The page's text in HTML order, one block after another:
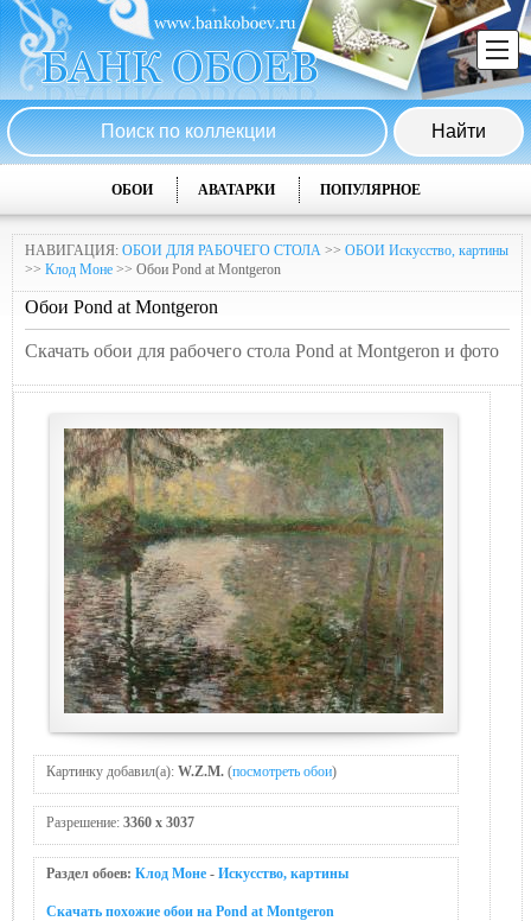
ОБОИ АВАТАРКИ ПОПУЛЯРНОЕ
НАВИГАЦИЯ: ОБОИ ДЛЯ РАБОЧЕГО СТОЛА >> ОБОИ Искусство, картины
>> Клод Моне >> Обои Pond at Montgeron
Обои Pond at Montgeron
Скачать обои для рабочего стола Pond at Montgeron и фото
Картинку добавил(а): W.Z.M. (посмотреть обои)
Разрешение: 3360 x 3037
Раздел обоев: Клод Моне - Искусство, картины
Скачать похожие обои на Pond at Montgeron